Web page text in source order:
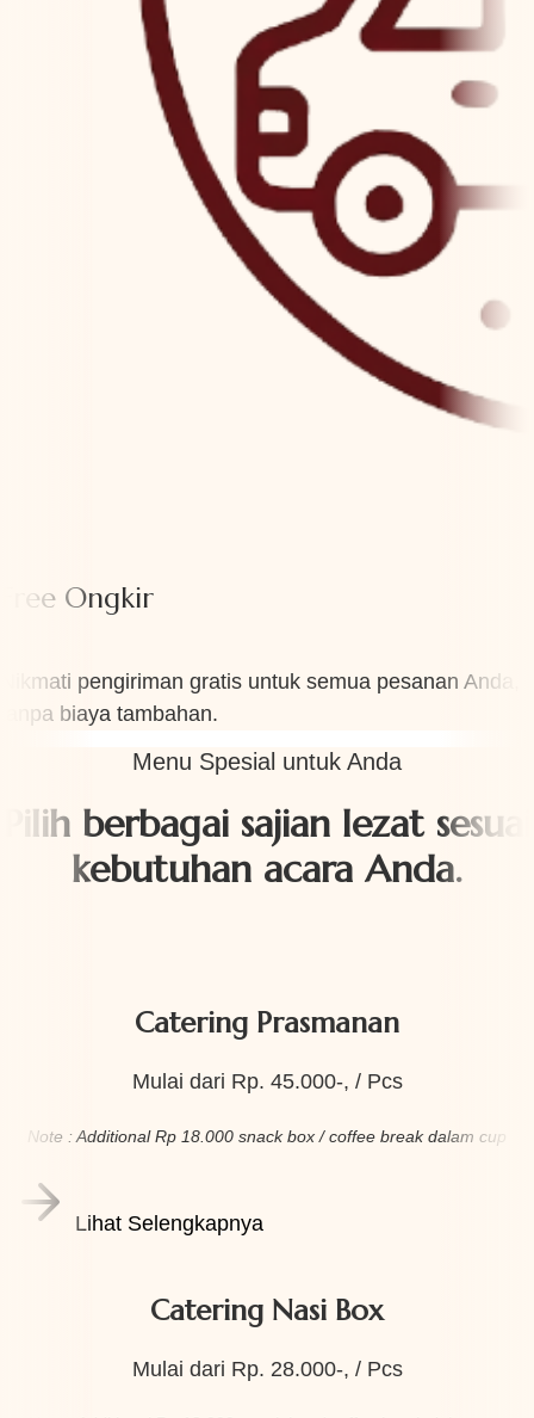
Free Ongkir
Nikmati pengiriman gratis untuk semua pesanan Anda,
tanpa biaya tambahan.
Menu Spesial untuk Anda
Pilih berbagai sajian lezat sesuai
kebutuhan acara Anda.
Catering Prasmanan
Mulai dari Rp. 45.000-, / Pcs
Note : Additional Rp 18.000 snack box / coffee break dalam cup
Lihat Selengkapnya
Catering Nasi Box
Mulai dari Rp. 28.000-, / Pcs